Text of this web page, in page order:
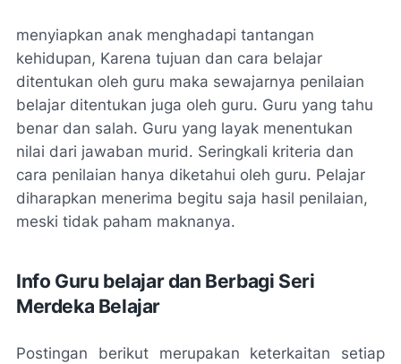
menyiapkan anak menghadapi tantangan
kehidupan, Karena tujuan dan cara belajar
ditentukan oleh guru maka sewajarnya penilaian
belajar ditentukan juga oleh guru. Guru yang tahu
benar dan salah. Guru yang layak menentukan
nilai dari jawaban murid. Seringkali kriteria dan
cara penilaian hanya diketahui oleh guru. Pelajar
diharapkan menerima begitu saja hasil penilaian,
meski tidak paham maknanya.
Info Guru belajar dan Berbagi Seri
Merdeka Belajar
Postingan berikut merupakan keterkaitan setiap